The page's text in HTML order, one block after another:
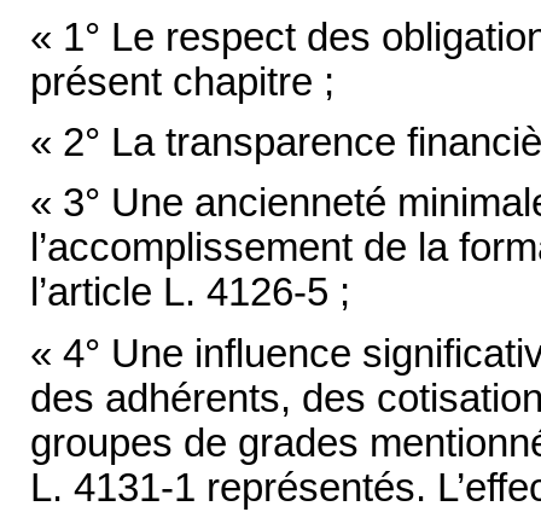
« 1° Le respect des
présent chapitre ;
« 2° La transparence
« 3° Une ancienneté
l’accomplissement de la
l’article L. 4126-5 ;
« 4° Une influence
des adhérents, des
groupes de grades
L. 4131-1 représentés.